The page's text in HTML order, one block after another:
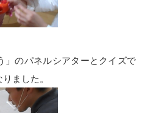
」のパネルシアターとクイズで
ました。